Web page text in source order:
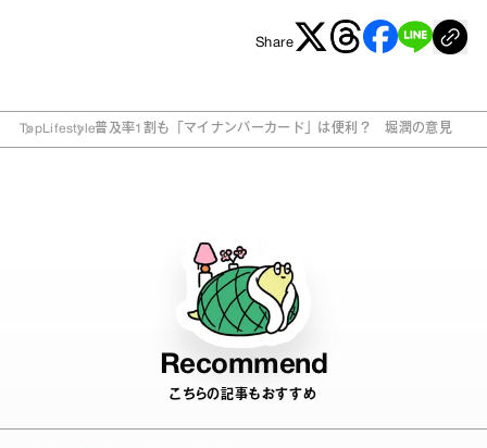
Share
Top Lifestyle普及率1割も「マイナンバーカード」は便利？ 堀潤の意見
Recommend
こちらの記事もおすすめ